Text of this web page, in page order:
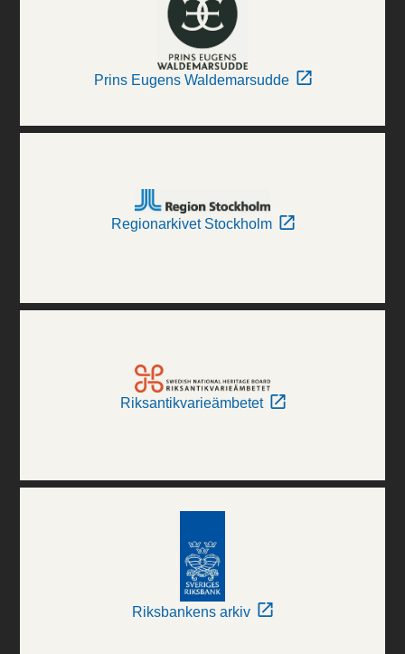
Prins Eugens Waldemarsudde
Regionarkivet Stockholm
Riksantikvarieämbetet
Riksbankens arkiv